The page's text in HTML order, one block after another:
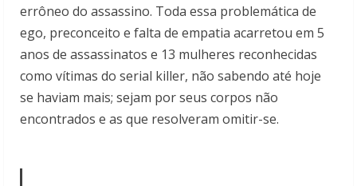
errôneo do assassino. Toda essa problemática de
ego, preconceito e falta de empatia acarretou em 5
anos de assassinatos e 13 mulheres reconhecidas
como vítimas do serial killer, não sabendo até hoje
se haviam mais; sejam por seus corpos não
encontrados e as que resolveram omitir-se.